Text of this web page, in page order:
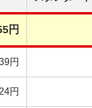
円
円
円